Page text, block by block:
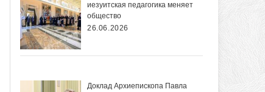
иезуитская педагогика меняет
общество
26.06.2026
Доклад Архиепископа Павла